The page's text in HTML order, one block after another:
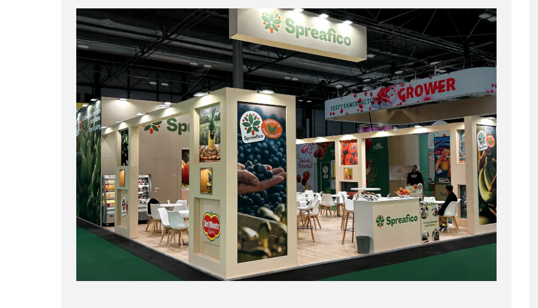
Parla con un esperto
PRENOTA UNA CONSULENZA